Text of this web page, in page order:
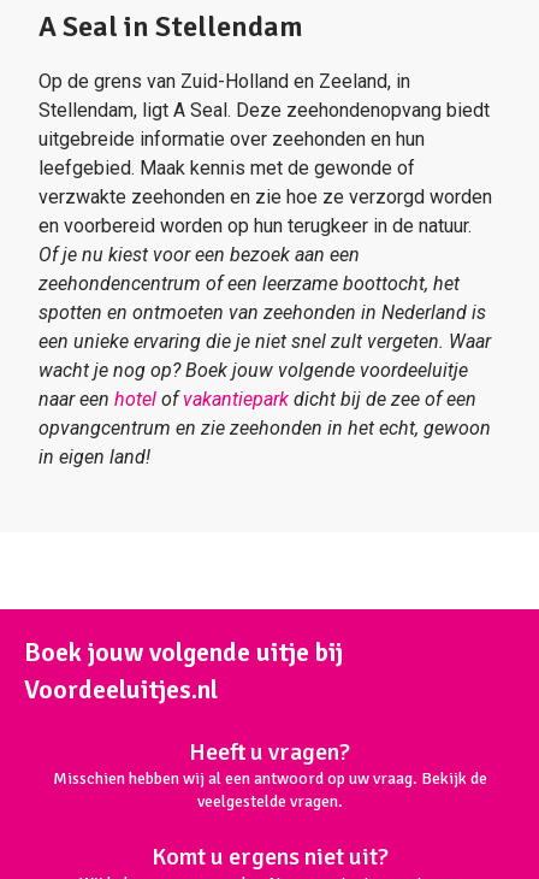
A Seal in Stellendam
Op de grens van Zuid-Holland en Zeeland, in
Stellendam, ligt A Seal. Deze zeehondenopvang biedt
uitgebreide informatie over zeehonden en hun
leefgebied. Maak kennis met de gewonde of
verzwakte zeehonden en zie hoe ze verzorgd worden
en voorbereid worden op hun terugkeer in de natuur.
Of je nu kiest voor een bezoek aan een
zeehondencentrum of een leerzame boottocht, het
spotten en ontmoeten van zeehonden in Nederland is
een unieke ervaring die je niet snel zult vergeten. Waar
wacht je nog op? Boek jouw volgende voordeeluitje
naar een hotel ofvakantiepark dicht bij de zee of een
opvangcentrum en zie zeehonden in het echt, gewoon
in eigen land!
Boek jouw volgende uitje bij
Voordeeluitjes.nl
Heeft u vragen?
Misschien hebben wij al een antwoord op uw vraag. Bekijk de
veelgestelde vragen.
Komt u ergens niet uit?